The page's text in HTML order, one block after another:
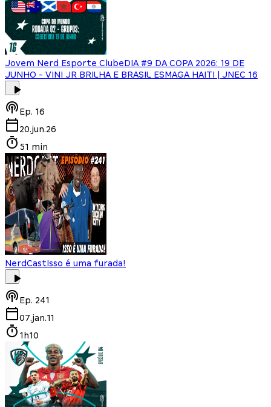
Jovem Nerd Esporte ClubeDIA #9 DA COPA 2026: 19 DE
JUNHO - VINI JR BRILHA E BRASIL ESMAGA HAITI | JNEC 16
Ep. 16
20.jun.26
51 min
NerdCastIsso é uma furada!
Ep. 241
07.jan.11
1h10